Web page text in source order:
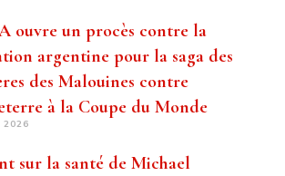
ouvre un procès contre la
argentine pour la saga des
des Malouines contre
à la Coupe du Monde
sur la santé de Michael